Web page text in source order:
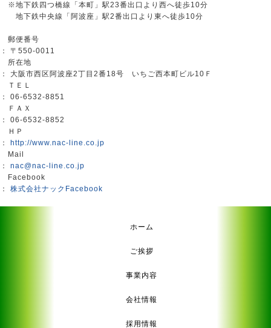
※地下鉄四つ橋線「本町」駅23番出口より西へ徒歩10分
地下鉄中央線「阿波座」駅2番出口より東へ徒歩10分
郵便番号
： 〒550-0011
所在地
： 大阪市西区阿波座2丁目2番18号 いちご西本町ビル10Ｆ
ＴＥＬ
： 06-6532-8851
ＦＡＸ
： 06-6532-8852
ＨＰ
：
http://www.nac-line.co.jp
Mail
： nac@nac-line.co.jp
Facebook
： 株式会社ナックFacebook
ホーム
ご挨拶
事業内容
会社情報
採用情報